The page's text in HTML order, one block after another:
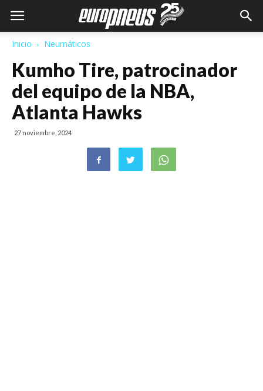
Inicio Neumáticos
Kumho Tire, patrocinador
del equipo de la NBA,
Atlanta Hawks
27 noviembre, 2024